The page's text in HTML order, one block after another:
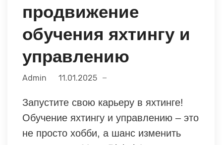
продвижение
обучения яхтингу и
управлению
Admin 11.01.2025
Запустите свою карьеру в яхтинге!
Обучение яхтингу и управлению – это
не просто хобби, а шанс изменить